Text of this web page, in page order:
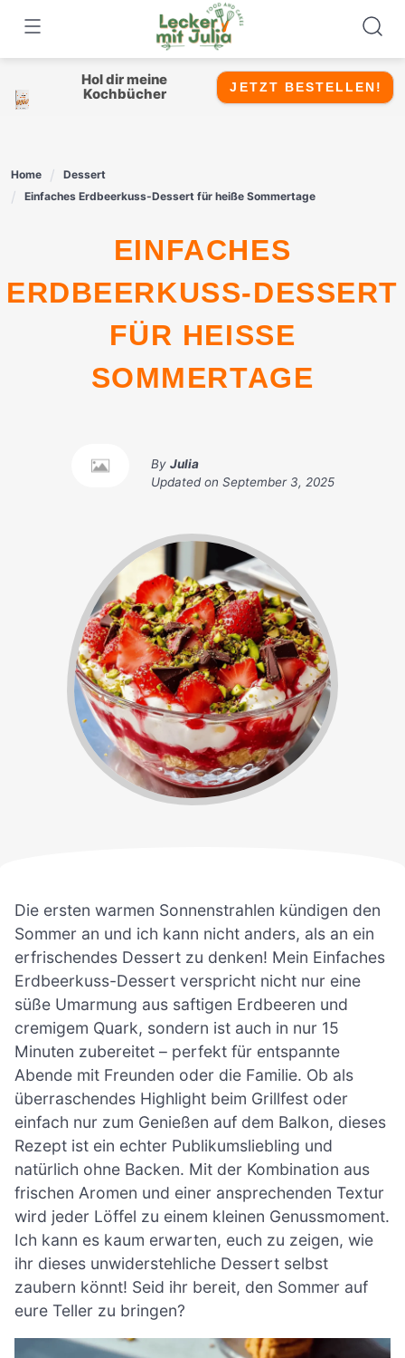
content
Hol dir meine
Kochbücher
JETZT BESTELLEN!
Home
Dessert
Einfaches Erdbeerkuss-Dessert für heiße Sommertage
EINFACHES
ERDBEERKUSS-DESSERT
FÜR HEISSE S
OMMERTAGE
By Julia
Updated on September 3, 2025
Die ersten warmen Sonnenstrahlen kündigen den
Sommer an und ich kann nicht anders, als an ein
erfrischendes Dessert zu denken! Mein Einfaches
Erdbeerkuss-Dessert verspricht nicht nur eine
süße Umarmung aus saftigen Erdbeeren und
cremigem Quark, sondern ist auch in nur 15
Minuten zubereitet – perfekt für entspannte
Abende mit Freunden oder die Familie. Ob als
überraschendes Highlight beim Grillfest oder
einfach nur zum Genießen auf dem Balkon, dieses
Rezept ist ein echter Publikumsliebling und
natürlich ohne Backen. Mit der Kombination aus
frischen Aromen und einer ansprechenden Textur
wird jeder Löffel zu einem kleinen Genussmoment.
Ich kann es kaum erwarten, euch zu zeigen, wie
ihr dieses unwiderstehliche Dessert selbst
zaubern könnt! Seid ihr bereit, den Sommer auf
eure Teller zu bringen?